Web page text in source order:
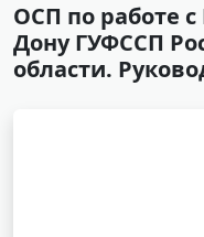
ОСП по работе
Дону ГУФССП
области.